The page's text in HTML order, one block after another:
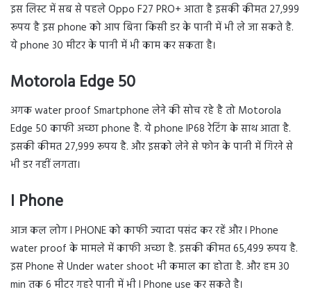
इस लिस्ट में सब से पहले Oppo F27 PRO+ आता है इसकी कीमत 27,999
रूपय है इस phone को आप बिना किसी डर के पानी में भी ले जा सकते है.
ये phone 30 मीटर के पानी में भी काम कर सकता है।
Motorola Edge 50
अगक water proof Smartphone लेने की सोच रहे है तो Motorola
Edge 50 काफी अच्छा phone है. ये phone IP68 रेटिंग के साथ आता है.
इसकी कीमत 27,999 रूपय है. और इसको लेने से फोन के पानी में गिरने से
भी डर नहीं लगता।
I Phone
आज कल लोग I PHONE को काफी ज्यादा पसंद कर रहें और I Phone
water proof के मामले में काफी अच्छा है. इसकी कीमत 65,499 रूपय है.
इस Phone से Under water shoot भी कमाल का होता है. और हम 30
min तक 6 मीटर गहरे पानी में भी I Phone use कर सकते है।